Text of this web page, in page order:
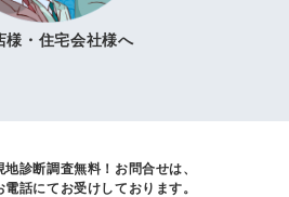
様・住宅会社様へ
診断調査無料！ お問合せは、
話にてお受けしております。